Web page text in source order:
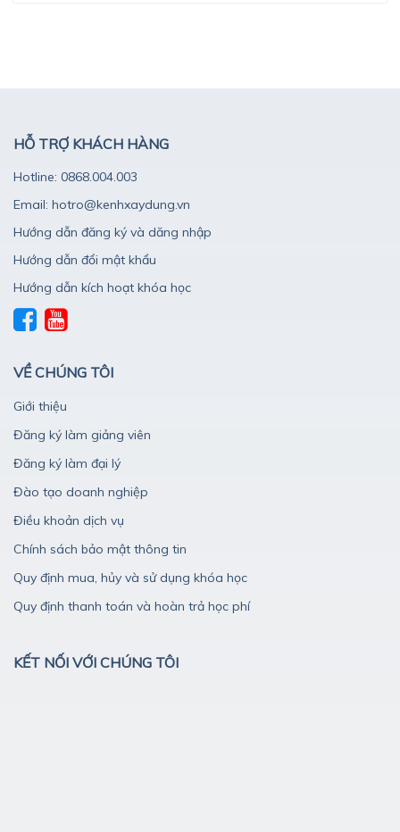
HỖ TRỢ KHÁCH HÀNG
Hotline: 0868.004.003
Email: hotro@kenhxaydung.vn
Hướng dẫn đăng ký và dăng nhập
Hướng dẫn đổi mật khẩu
Hướng dẫn kích hoạt khóa học
VỀ CHÚNG TÔI
Giới thiệu
Đăng ký làm giảng viên
Đăng ký làm đại lý
Đào tạo doanh nghiệp
Điều khoản dịch vụ
Chính sách bảo mật thông tin
Quy định mua, hủy và sử dụng khóa học
Quy định thanh toán và hoàn trả học phí
KẾT NỐI VỚI CHÚNG TÔI